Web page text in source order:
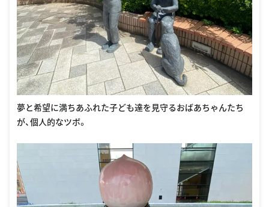
夢と希望に満ちあふれた子ども達を見守るおばあちゃんたち
が、個人的なツボ。